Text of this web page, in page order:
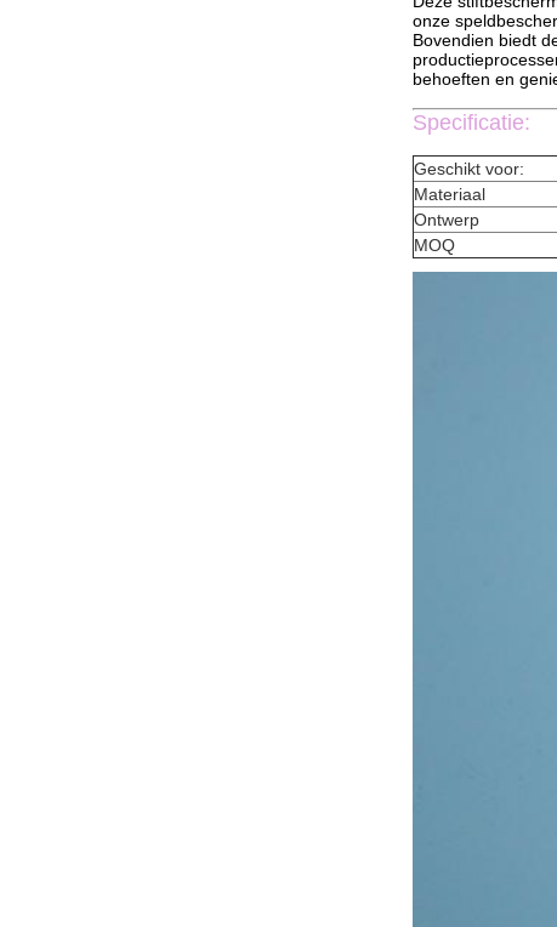
onze
Bovendien biedt
behoeften en
Specificatie:
Geschikt voor:
Materiaal
Ontwerp
MOQ